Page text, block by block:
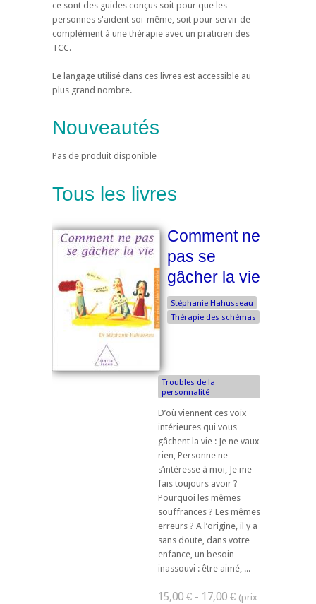
ce sont des guides conçus soit pour que les
personnes s'aident soi-même, soit pour servir de
complément à une thérapie avec un praticien des
TCC.
Le langage utilisé dans ces livres est accessible au
plus grand nombre.
Nouveautés
Pas de produit disponible
Tous les livres
Comment ne
pas se
gâcher la vie
Stéphanie Hahusseau
Thérapie des schémas
Troubles de la
personnalité
D’où viennent ces voix
intérieures qui vous
gâchent la vie : Je ne vaux
rien, Personne ne
s’intéresse à moi, Je me
fais toujours avoir ?
Pourquoi les mêmes
souffrances ? Les mêmes
erreurs ? A l’origine, il y a
sans doute, dans votre
enfance, un besoin
inassouvi : être aimé, ...
15,00 € - 17,00 €